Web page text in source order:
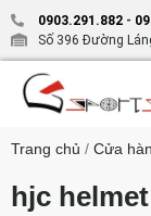
0903.291.882 -
Số 396 Đường
Trang chủ / Cửa
hjc